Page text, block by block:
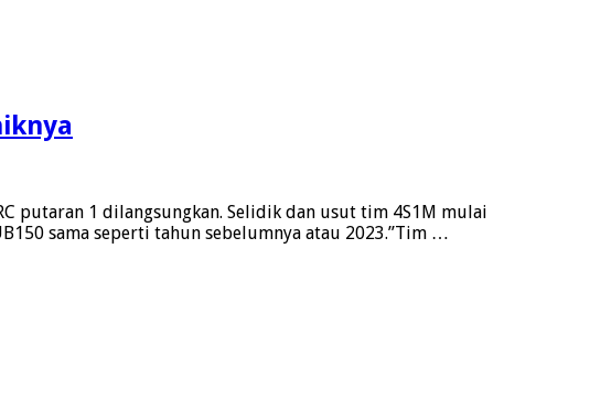
putaran 1 dilangsungkan. Selidik dan usut tim 4S1M mulai
sama seperti tahun sebelumnya atau 2023.”Tim …